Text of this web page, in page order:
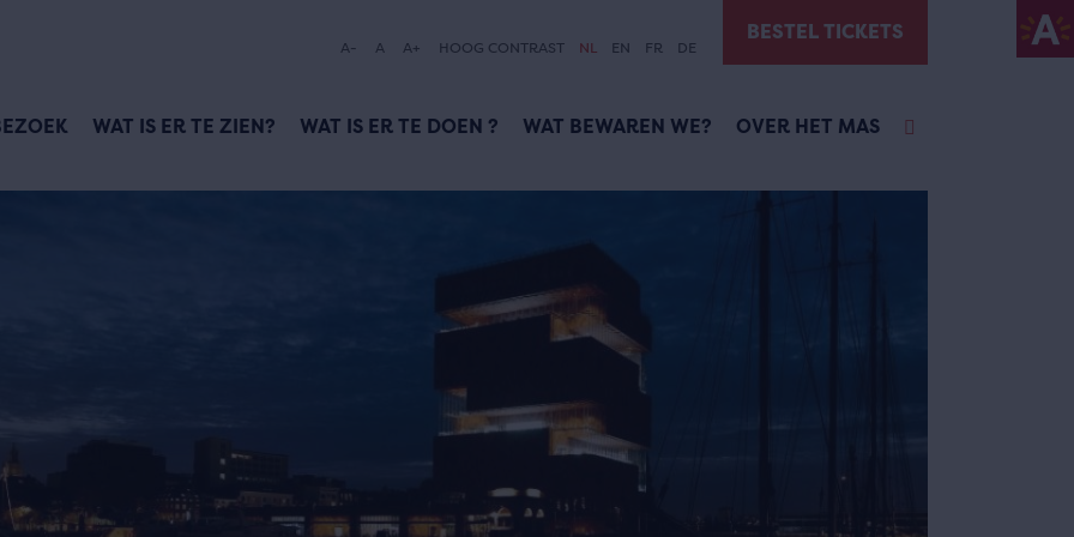
A- A A+ HOOG CONTRAST NL EN FR DE
BESTEL TICKETS
WAT IS ER TE ZIEN? WAT IS ER TE DOEN ? WAT BEWAREN WE? OVER HET MAS